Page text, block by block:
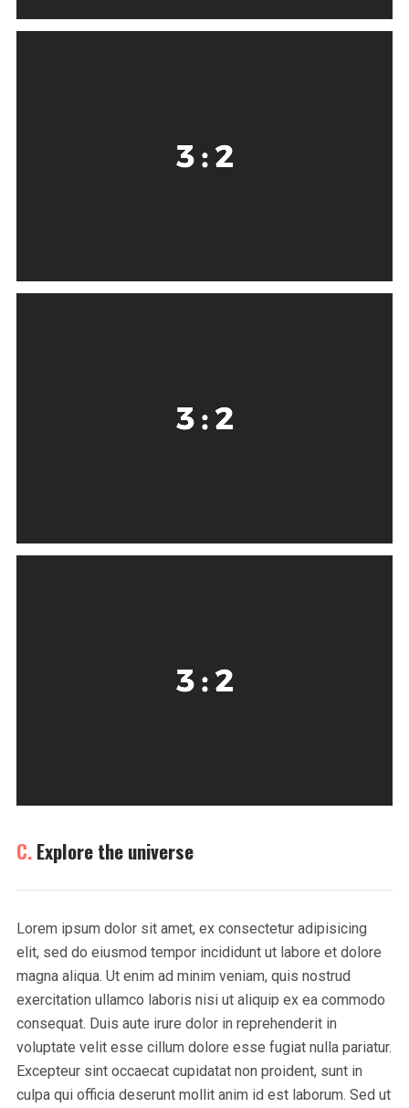
C.Explore the universe
Lorem ipsum dolor sit amet, ex consectetur adipisicing
elit, sed do eiusmod tempor incididunt ut labore et dolore
magna aliqua. Ut enim ad minim veniam, quis nostrud
exercitation ullamco laboris nisi ut aliquip ex ea commodo
consequat. Duis aute irure dolor in reprehenderit in
voluptate velit esse cillum dolore esse fugiat nulla pariatur.
Excepteur sint occaecat cupidatat non proident, sunt in
culpa qui officia deserunt mollit anim id est laborum. Sed ut